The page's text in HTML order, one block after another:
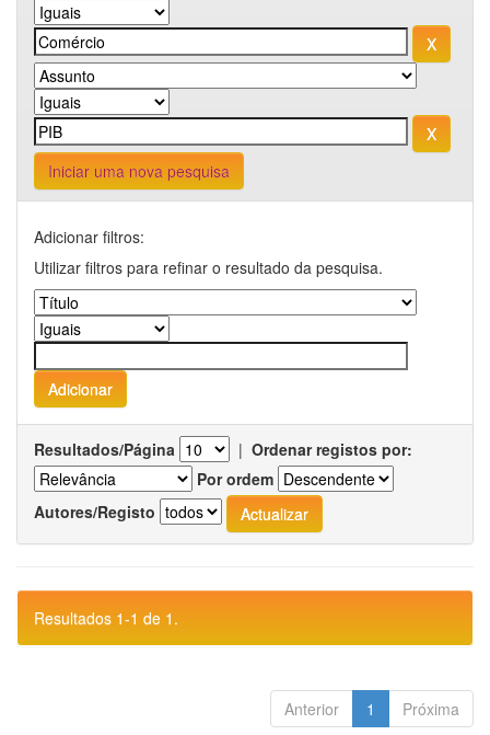
Iniciar uma nova pesquisa
Adicionar filtros:
Utilizar filtros para refinar o resultado da pesquisa.
Resultados/Página | Ordenar registos por:
Por ordem
Autores/Registo
Resultados 1-1 de 1.
Anterior 1 Próxima